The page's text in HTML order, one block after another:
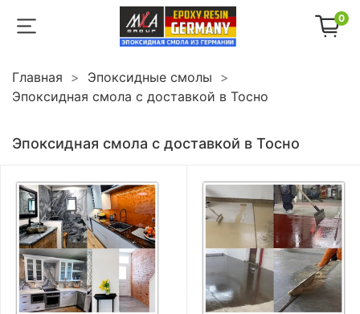
0
Главная
Эпоксидные смолы
Эпоксидная смола с доставкой в Тосно
Эпоксидная смола с доставкой в Тосно